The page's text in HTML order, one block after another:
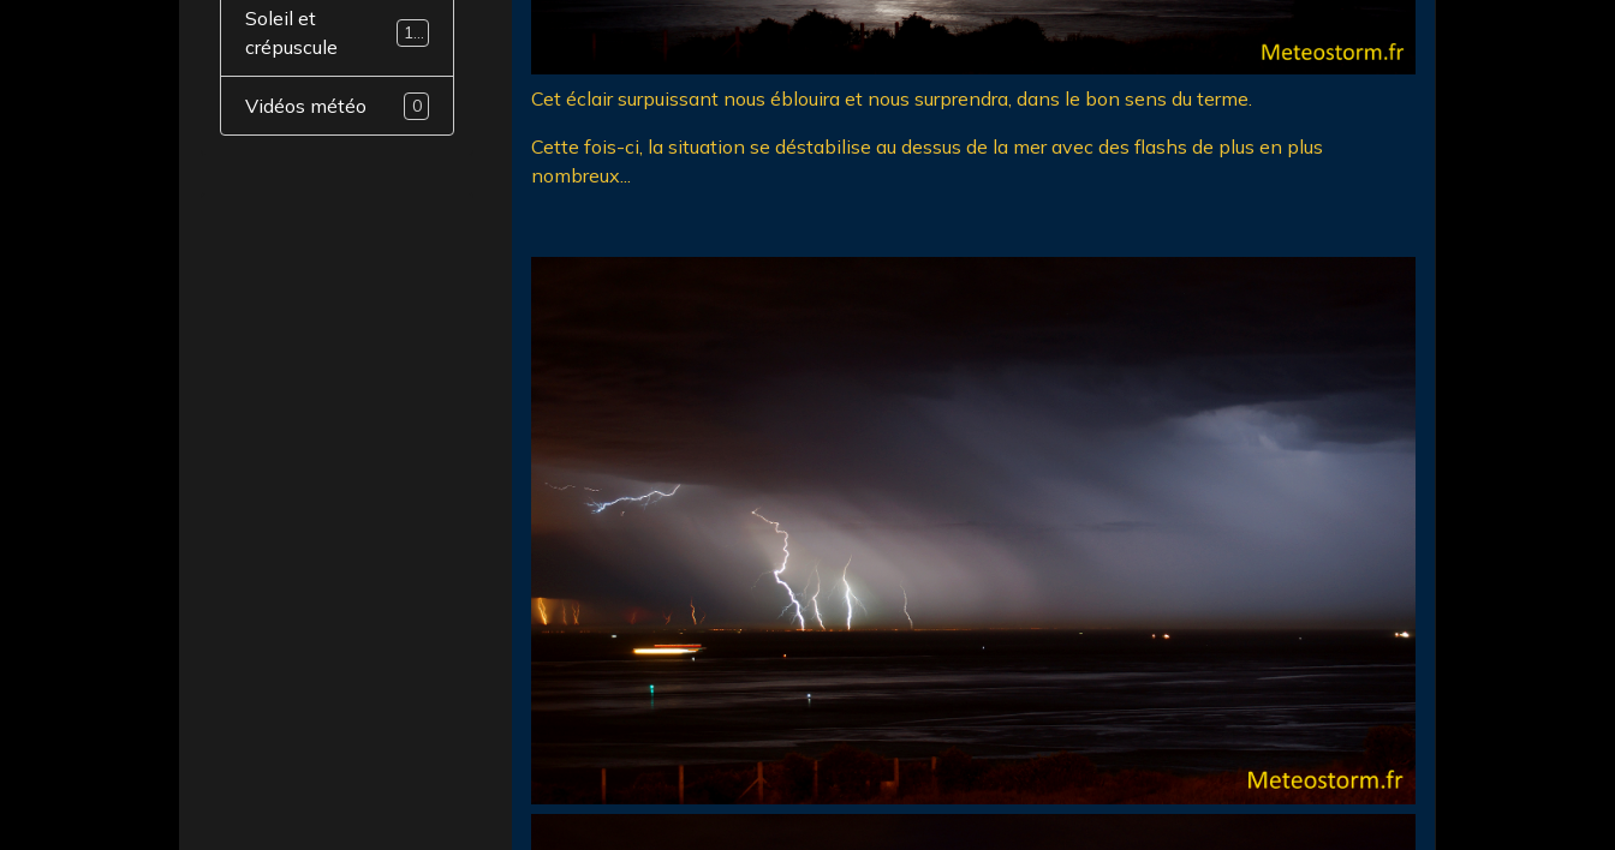
Cet éclair surpuissant nous éblouira et nous surprendra, dans le bon sens du terme.
Cette fois-ci, la situation se déstabilise au dessus de la mer avec des flashs de plus en plus
nombreux...
Soleil et
crépuscule
16
Vidéos météo 0